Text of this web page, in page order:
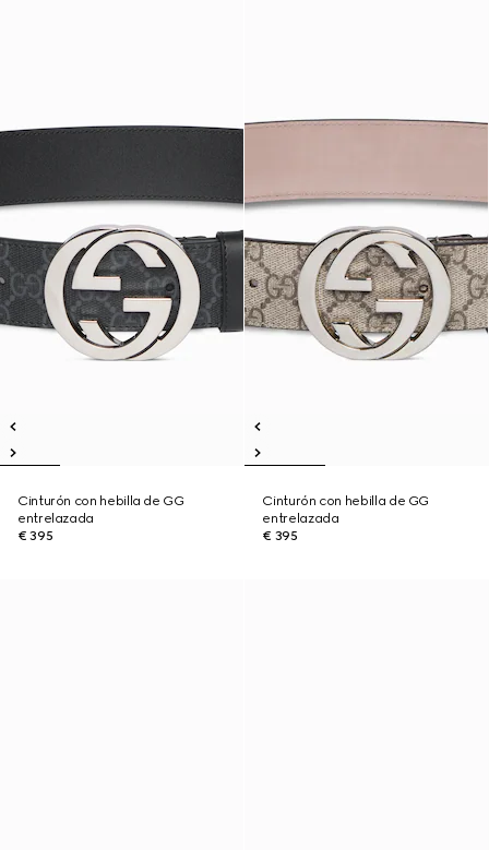
Cinturón con hebilla de GG
entrelazada
€ 395
Cinturón con hebilla de GG
entrelazada
€ 395